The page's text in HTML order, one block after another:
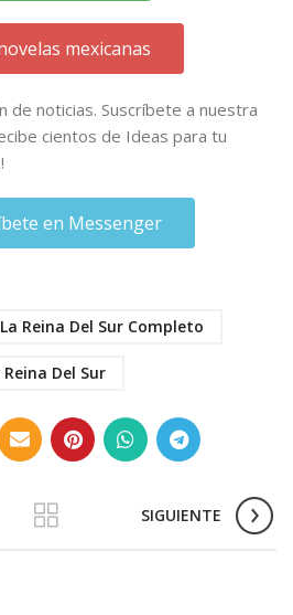
mexicanas
de noticias. Suscríbete a nuestra
cientos de Ideas para tu
en Messenger
Reina Del Sur Completo
Reina Del Sur
SIGUIENTE